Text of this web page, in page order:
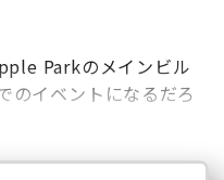
Parkのメインビル
のイベントになるだろ